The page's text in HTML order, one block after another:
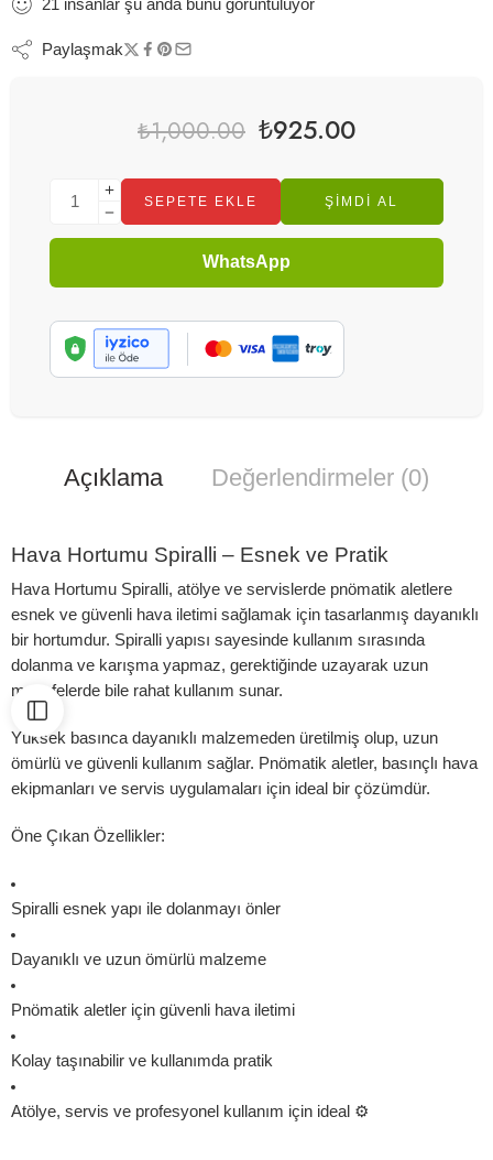
21 insanlar şu anda bunu görüntülüyor
Paylaşmak
₺1,000.00 ₺925.00
SEPETE EKLE ŞIMDI AL
WhatsApp
Açıklama Değerlendirmeler (0)
Hava Hortumu Spiralli – Esnek ve Pratik
Hava Hortumu Spiralli, atölye ve servislerde pnömatik aletlere
esnek ve güvenli hava iletimi sağlamak için tasarlanmış dayanıklı
bir hortumdur. Spiralli yapısı sayesinde kullanım sırasında
dolanma ve karışma yapmaz, gerektiğinde uzayarak uzun
mesafelerde bile rahat kullanım sunar.
Yüksek basınca dayanıklı malzemeden üretilmiş olup, uzun
ömürlü ve güvenli kullanım sağlar. Pnömatik aletler, basınçlı hava
ekipmanları ve servis uygulamaları için ideal bir çözümdür.
Öne Çıkan Özellikler:
Spiralli esnek yapı ile dolanmayı önler
Dayanıklı ve uzun ömürlü malzeme
Pnömatik aletler için güvenli hava iletimi
Kolay taşınabilir ve kullanımda pratik
Atölye, servis ve profesyonel kullanım için ideal ⚙️